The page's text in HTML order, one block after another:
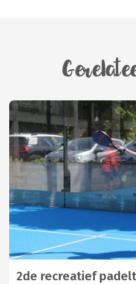
2de recreatief